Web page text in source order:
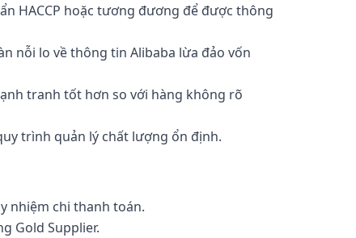
HACCP hoặc tương đương để được thông
nỗi lo về thông tin Alibaba lừa đảo vốn
tranh tốt hơn so với hàng không rõ
trình quản lý chất lượng ổn định.
nhiệm chi thanh toán.
Gold Supplier.